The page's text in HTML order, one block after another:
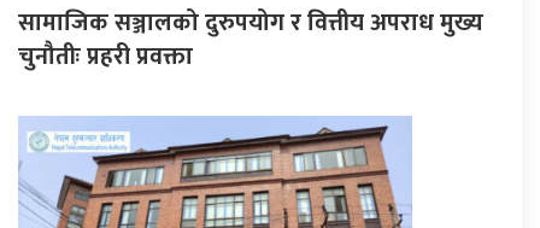
सामाजिक सञ्जालको दुरुपयोग र वित्तीय अपराध मुख्य
चुनौतीः प्रहरी प्रवक्ता